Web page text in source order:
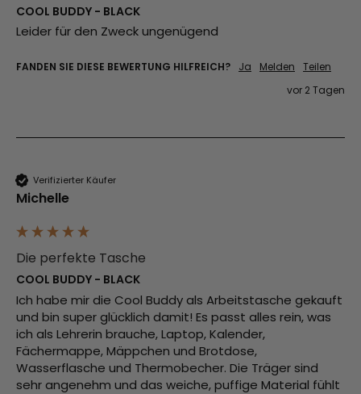
COOL BUDDY - BLACK
Leider für den Zweck ungenügend
FANDEN SIE DIESE BEWERTUNG HILFREICH? Ja Melden
Teilen
vor 2 Tagen
Verifizierter Käufer
Michelle
Die perfekte Tasche
COOL BUDDY - BLACK
Ich habe mir die Cool Buddy als Arbeitstasche gekauft
und bin super glücklich damit! Es passt alles rein, was
ich als Lehrerin brauche, Laptop, Kalender,
Fächermappe, Mäppchen und Brotdose,
Wasserflasche und Thermobecher. Die Träger sind
sehr angenehm und das weiche, puffige Material fühlt